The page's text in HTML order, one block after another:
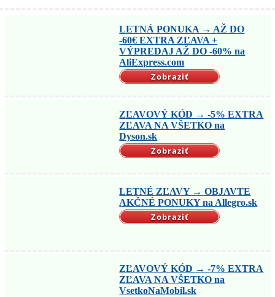
LETNÁ PONUKA → AŽ DO
-60€ EXTRA ZĽAVA +
VÝPREDAJ AŽ DO -60% na
AliExpress.com
Zobraziť
ZĽAVOVÝ KÓD → -5% EXTRA
ZĽAVA NA VŠETKO na
Dyson.sk
Zobraziť
LETNÉ ZĽAVY → OBJAVTE
AKČNÉ PONUKY na Allegro.sk
Zobraziť
ZĽAVOVÝ KÓD → -7% EXTRA
ZĽAVA NA VŠETKO na
VsetkoNaMobil.sk